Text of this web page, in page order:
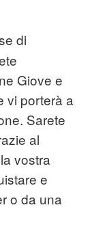
di
Giove e
vi porterà a
Sarete
al
vostra
e
o da una